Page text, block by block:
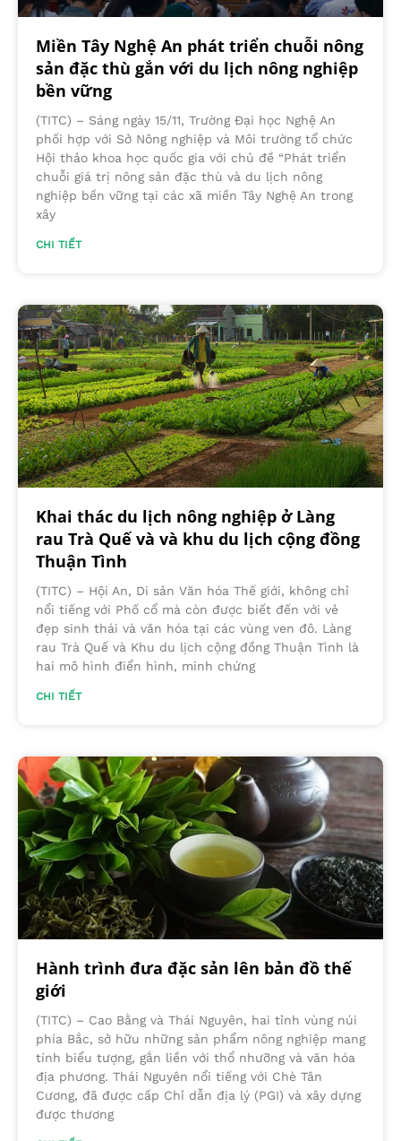
Miền Tây Nghệ An phát triển chuỗi nông
sản đặc thù gắn với du lịch nông nghiệp
bền vững
(TITC) – Sáng ngày 15/11, Trường Đại học Nghệ An
phối hợp với Sở Nông nghiệp và Môi trường tổ chức
Hội thảo khoa học quốc gia với chủ đề “Phát triển
chuỗi giá trị nông sản đặc thù và du lịch nông
nghiệp bền vững tại các xã miền Tây Nghệ An trong
xây
CHI TIẾT
Khai thác du lịch nông nghiệp ở Làng
rau Trà Quế và và khu du lịch cộng đồng
Thuận Tình
(TITC) – Hội An, Di sản Văn hóa Thế giới, không chỉ
nổi tiếng với Phố cổ mà còn được biết đến với vẻ
đẹp sinh thái và văn hóa tại các vùng ven đô. Làng
rau Trà Quế và Khu du lịch cộng đồng Thuận Tình là
hai mô hình điển hình, minh chứng
CHI TIẾT
Hành trình đưa đặc sản lên bản đồ thế
giới
(TITC) – Cao Bằng và Thái Nguyên, hai tỉnh vùng núi
phía Bắc, sở hữu những sản phẩm nông nghiệp mang
tính biểu tượng, gắn liền với thổ nhưỡng và văn hóa
địa phương. Thái Nguyên nổi tiếng với Chè Tân
Cương, đã được cấp Chỉ dẫn địa lý (PGI) và xây dựng
được thương